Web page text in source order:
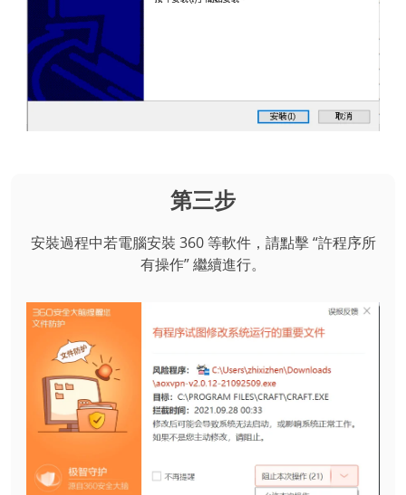
第三步
安裝過程中若電腦安裝 360 等軟件，請點擊 “許程序所
有操作” 繼續進行。